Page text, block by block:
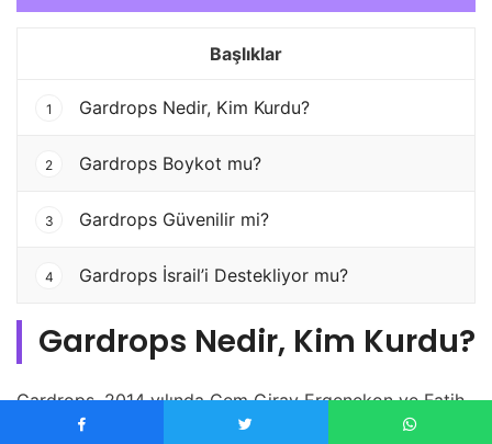
Başlıklar
1 Gardrops Nedir, Kim Kurdu?
2 Gardrops Boykot mu?
3 Gardrops Güvenilir mi?
4 Gardrops İsrail’i Destekliyor mu?
Gardrops Nedir, Kim Kurdu?
Gardrops, 2014 yılında Cem Giray Ergenekon ve Fatih
Şimşek tarafından Türkiye’de kurulan bir ikinci el moda